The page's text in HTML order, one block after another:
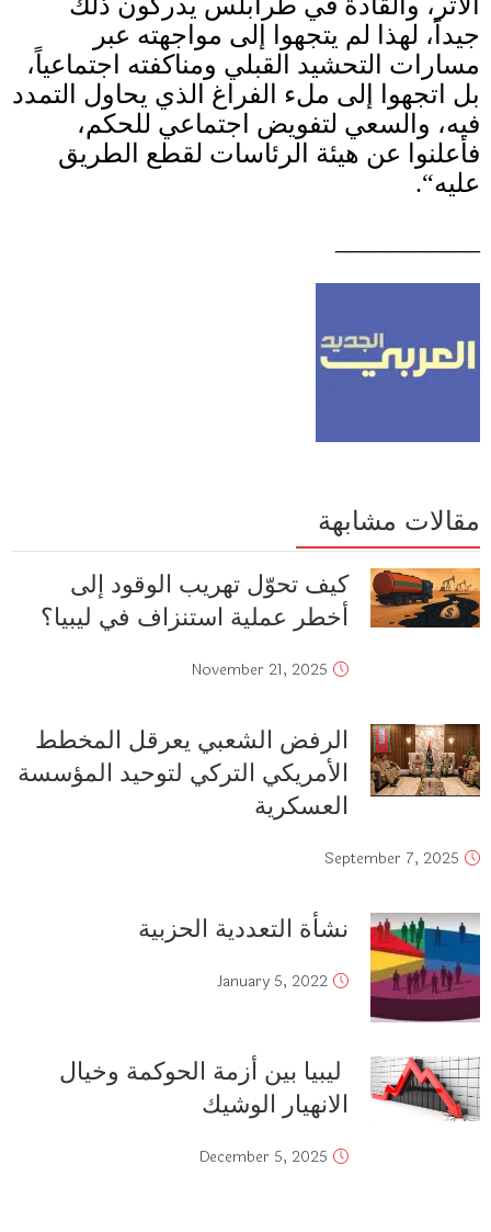
جيداً، لهذا لم يتجهوا إلى مواجهته عبر
مسارات التحشيد القبلي ومناكفته اجتماعياً،
بل اتجهوا إلى ملء الفراغ الذي يحاول التمدد
فيه، والسعي لتفويض اجتماعي للحكم،
فأعلنوا عن هيئة الرئاسات لقطع الطريق
عليه“.
مقالات مشابهة
كيف تحوّل تهريب الوقود إلى
أخطر عملية استنزاف في ليبيا؟
November 21, 2025
الرفض الشعبي يعرقل المخطط
الأمريكي التركي لتوحيد المؤسسة
العسكرية
September 7, 2025
نشأة التعددية الحزبية
January 5, 2022
ليبيا بين أزمة الحوكمة وخيال
الانهيار الوشيك
December 5, 2025